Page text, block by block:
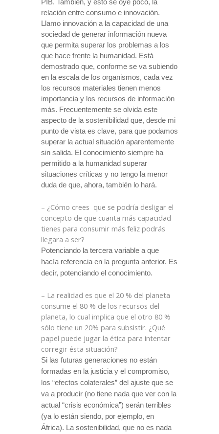
PIB. También, y esto se oye poco, la
relación entre consumo e innovación.
Llamo innovación a la capacidad de una
sociedad de generar información nueva
que permita superar los problemas a los
que hace frente la humanidad. Está
demostrado que, conforme se va subiendo
en la escala de los organismos, cada vez
los recursos materiales tienen menos
importancia y los recursos de información
más. Frecuentemente se olvida este
aspecto de la sostenibilidad que, desde mi
punto de vista es clave, para que podamos
superar la actual situación aparentemente
sin salida. El conocimiento siempre ha
permitido a la humanidad superar
situaciones críticas y no tengo la menor
duda de que, ahora, también lo hará.
– ¿Cómo crees que se podría desligar el
concepto de que cuanta más capacidad
tienes para consumir más feliz podrás
llegara a ser?
Potenciando la tercera variable a que
hacía referencia en la pregunta anterior. Es
decir, potenciando el conocimiento.
– La realidad es que el 20 % del planeta
consume el 80 % de los recursos del
planeta, lo cual implica que el otro 80 %
sólo tiene un 20% para subsistir. ¿Qué
papel puede jugar la ética para intentar
corregir ésta situación?
Si las futuras generaciones no están
formadas en la justicia y el compromiso,
los “efectos colaterales” del ajuste que se
va a producir (no tiene nada que ver con la
actual “crisis económica”) serán terribles
(ya lo están siendo, por ejemplo, en
África). La sostenibilidad, que no es nada